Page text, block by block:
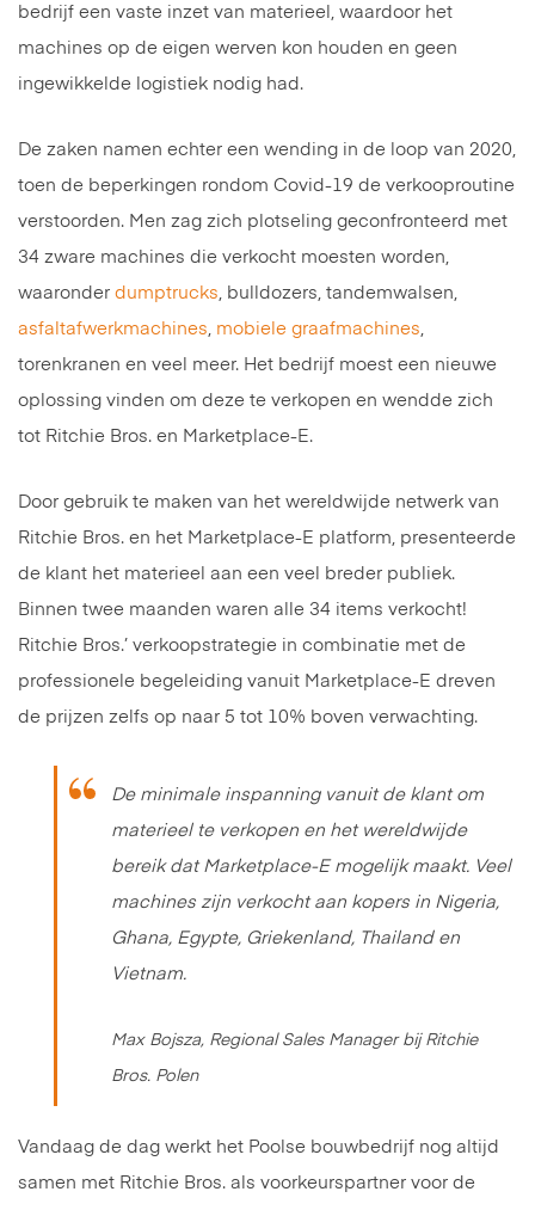
bedrijf een vaste inzet van materieel, waardoor het
machines op de eigen werven kon houden en geen
ingewikkelde logistiek nodig had.
De zaken namen echter een wending in de loop van 2020,
toen de beperkingen rondom Covid-19 de verkooproutine
verstoorden. Men zag zich plotseling geconfronteerd met
34 zware machines die verkocht moesten worden,
waaronder dumptrucks , bulldozers, tandemwalsen,
asfaltafwerkmachines mobiele graafmachines
torenkranen en veel meer. Het bedrijf moest een nieuwe
oplossing vinden om deze te verkopen en wendde zich
tot Ritchie Bros. en Marketplace-E.
Door gebruik te maken van het wereldwijde netwerk van
Ritchie Bros. en het Marketplace-E platform, presenteerde
de klant het materieel aan een veel breder publiek.
Binnen twee maanden waren alle 34 items verkocht!
Ritchie Bros.’ verkoopstrategie in combinatie met de
professionele begeleiding vanuit Marketplace-E dreven
de prijzen zelfs op naar 5 tot 10% boven verwachting.
De minimale inspanning vanuit de klant om
materieel te verkopen en het wereldwijde
bereik dat Marketplace-E mogelijk maakt. Veel
machines zijn verkocht aan kopers in Nigeria,
Ghana, Egypte, Griekenland, Thailand en
Vietnam.
Max Bojsza, Regional Sales Manager bij Ritchie
Bros. Polen
Vandaag de dag werkt het Poolse bouwbedrijf nog altijd
samen met Ritchie Bros. als voorkeurspartner voor de